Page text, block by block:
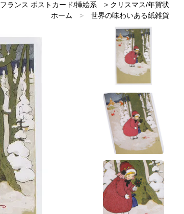
フランス ポストカード/挿絵系 > クリスマス/年賀状
ホーム
>
世界の味わいある紙雑貨
フランスのお土産 スーベニア
ホーム
クリスマス（Xmas） 輸入 雑貨
>
かわいい雑貨
フレンチ雑貨
>
フランス輸入雑貨・ヴィンテージ・アンティーク